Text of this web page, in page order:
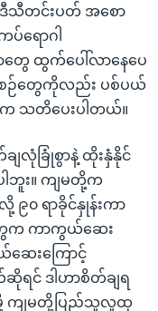
ဒီသီတင်းပတ် အစော
ရောဂါ
ေ ထွက်ပေါ်လာနေပေ
စဉ်တွေကိုလည်း ပစ်ပယ်
က သတိပေးပါတယ်။
လုံခြုံစွာနဲ့ ထိုးနှံနိုင်
ဘူး။ ကျမတို့က
၀ ရာခိုင်နှုန်းကာ
က ကာကွယ်ဆေး
ေးကြောင့်
ရင် ဒါဟာစိတ်ချရ
မို့ ကျမတို့ပြည်သူလူထု